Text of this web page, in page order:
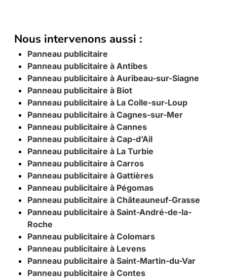
Nous intervenons aussi :
Panneau publicitaire
Panneau publicitaire à Antibes
Panneau publicitaire à Auribeau-sur-Siagne
Panneau publicitaire à Biot
Panneau publicitaire à La Colle-sur-Loup
Panneau publicitaire à Cagnes-sur-Mer
Panneau publicitaire à Cannes
Panneau publicitaire à Cap-d’Ail
Panneau publicitaire à La Turbie
Panneau publicitaire à Carros
Panneau publicitaire à Gattières
Panneau publicitaire à Pégomas
Panneau publicitaire à Châteauneuf-Grasse
Panneau publicitaire à Saint-André-de-la-
Roche
Panneau publicitaire à Colomars
Panneau publicitaire à Levens
Panneau publicitaire à Saint-Martin-du-Var
Panneau publicitaire à Contes